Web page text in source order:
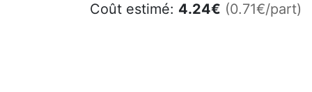
Coût estimé: 4.24€ (0.71€/part)